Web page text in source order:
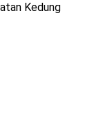
Kedung